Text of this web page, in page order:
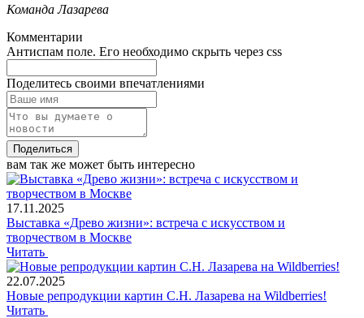
Команда Лазарева
Комментарии
Антиспам поле. Его необходимо скрыть через css
Поделитесь своими впечатлениями
Поделиться
вам так же может быть интересно
17.11.2025
Выставка «Древо жизни»: встреча с искусством и
творчеством в Москве
Читать
22.07.2025
Новые репродукции картин С.Н. Лазарева на Wildberries!
Читать